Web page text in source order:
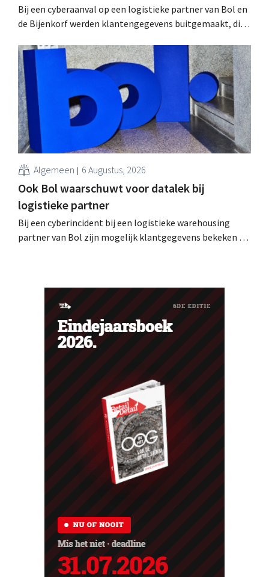
Bij een cyberaanval op een logistieke partner van Bol en
de Bijenkorf werden klantengegevens buitgemaakt, die
De retailers roepen klanten op alert te zijn voor
phishing.
Algemeen 6 Augustus, 2026
Ook Bol waarschuwt voor datalek bij
logistieke partner
Bij een cyberincident bij een logistieke warehousing
partner van Bol zijn mogelijk klantgegevens bekeken of